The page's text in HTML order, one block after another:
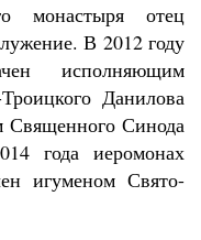
монастыря отец
В 2012 году
исполняющим
Данилова
Священного Синода
года иеромонах
игуменом Свято-